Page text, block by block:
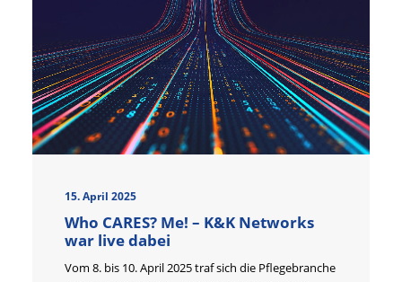
15. April 2025
Who CARES? Me! – K&K Networks
war live dabei
Vom 8. bis 10. April 2025 traf sich die Pflegebranche